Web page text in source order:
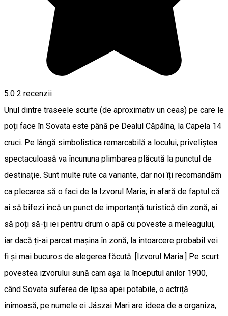
5.0 2 recenzii
Unul dintre traseele scurte (de aproximativ un ceas) pe care le
poți face în Sovata este până pe Dealul Căpâlna, la Capela 14
cruci. Pe lângă simbolistica remarcabilă a locului, priveliștea
spectaculoasă va încununa plimbarea plăcută la punctul de
destinație. Sunt multe rute ca variante, dar noi îți recomandăm
ca plecarea să o faci de la Izvorul Maria; în afară de faptul că
ai să bifezi încă un punct de importanță turistică din zonă, ai
să poți să-ți iei pentru drum o apă cu poveste a meleagului,
iar dacă ți-ai parcat mașina în zonă, la întoarcere probabil vei
fi și mai bucuros de alegerea făcută. [Izvorul Maria.] Pe scurt
povestea izvorului sună cam așa: la începutul anilor 1900,
când Sovata suferea de lipsa apei potabile, o actriță
inimoasă, pe numele ei Jászai Mari are ideea de a organiza,